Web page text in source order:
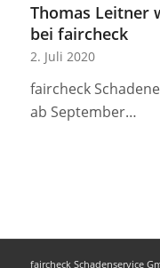
Thomas Leitner
bei faircheck
2. Juli 2020
faircheck
ab September…
faircheck Schadenservice